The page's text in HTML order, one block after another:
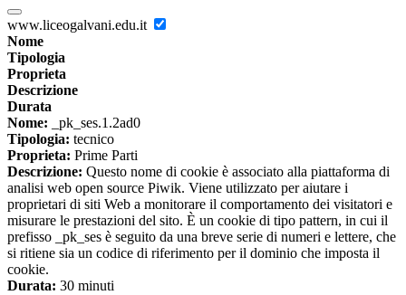
www.liceogalvani.edu.it
Nome
Tipologia
Proprieta
Descrizione
Durata
Nome: _pk_ses.1.2ad0
Tipologia: tecnico
Proprieta: Prime Parti
Descrizione: Questo nome di cookie è associato alla piattaforma di
analisi web open source Piwik. Viene utilizzato per aiutare i
proprietari di siti Web a monitorare il comportamento dei visitatori e
misurare le prestazioni del sito. È un cookie di tipo pattern, in cui il
prefisso _pk_ses è seguito da una breve serie di numeri e lettere, che
si ritiene sia un codice di riferimento per il dominio che imposta il
cookie.
Durata: 30 minuti